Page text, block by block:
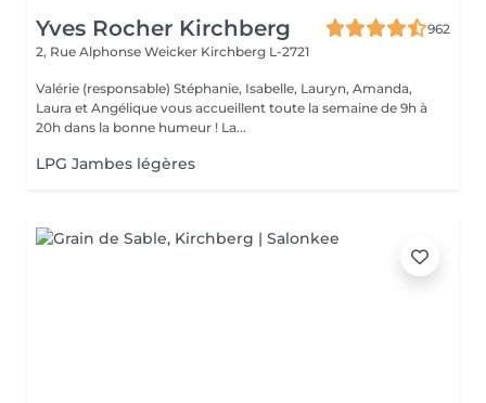
Yves Rocher Kirchberg
962
2, Rue Alphonse Weicker Kirchberg L-2721
Valérie (responsable) Stéphanie, Isabelle, Lauryn, Amanda,
Laura et Angélique vous accueillent toute la semaine de 9h à
20h dans la bonne humeur ! La...
LPG Jambes légères